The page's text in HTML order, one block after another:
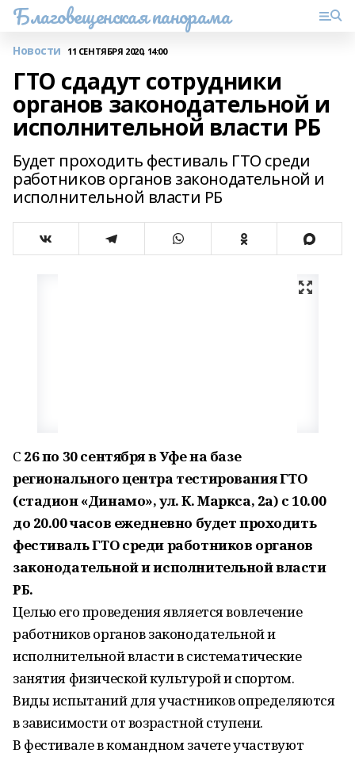
Благовещенская панорама
Новости 11 СЕНТЯБРЯ 2020, 14:00
ГТО сдадут сотрудники
органов законодательной и
исполнительной власти РБ
Будет проходить фестиваль ГТО среди
работников органов законодательной и
исполнительной власти РБ
С 26 по 30 сентября в Уфе на базе
регионального центра тестирования ГТО
(стадион «Динамо», ул. К. Маркса, 2а) с 10.00
до 20.00 часов ежедневно будет проходить
фестиваль ГТО среди работников органов
законодательной и исполнительной власти
РБ.
Целью его проведения является вовлечение
работников органов законодательной и
исполнительной власти в систематические
занятия физической культурой и спортом.
Виды испытаний для участников определяются
в зависимости от возрастной ступени.
В фестивале в командном зачете участвуют